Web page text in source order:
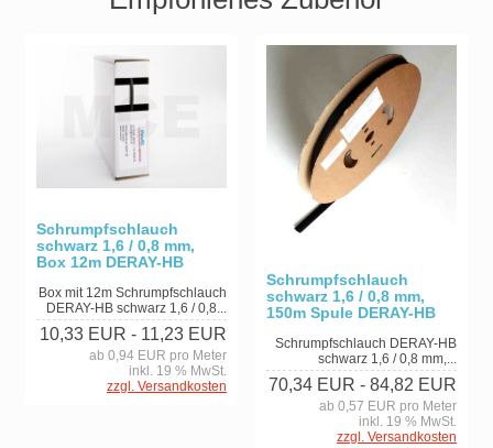
Schrumpfschlauch
schwarz 1,6 / 0,8 mm,
Box 12m DERAY-HB
Box mit 12m Schrumpfschlauch
DERAY-HB schwarz 1,6 / 0,8...
10,33 EUR - 11,23 EUR
ab 0,94 EUR pro Meter
inkl. 19 % MwSt.
zzgl. Versandkosten
Schrumpfschlauch
schwarz 1,6 / 0,8 mm,
150m Spule DERAY-HB
Schrumpfschlauch DERAY-HB
schwarz 1,6 / 0,8 mm,...
70,34 EUR - 84,82 EUR
ab 0,57 EUR pro Meter
inkl. 19 % MwSt.
zzgl. Versandkosten